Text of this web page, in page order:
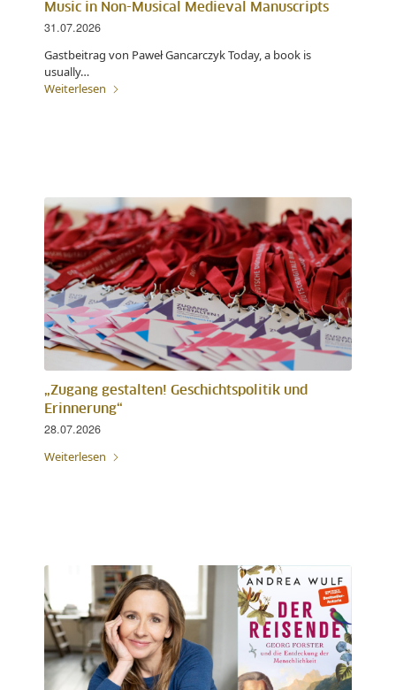
Music in Non-Musical Medieval Manuscripts
31.07.2026
Gastbeitrag von Paweł Gancarczyk Today, a book is
usually…
Weiterlesen
„Zugang gestalten! Geschichtspolitik und
Erinnerung“
28.07.2026
Weiterlesen